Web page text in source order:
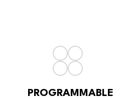
PROGRAMMABLE